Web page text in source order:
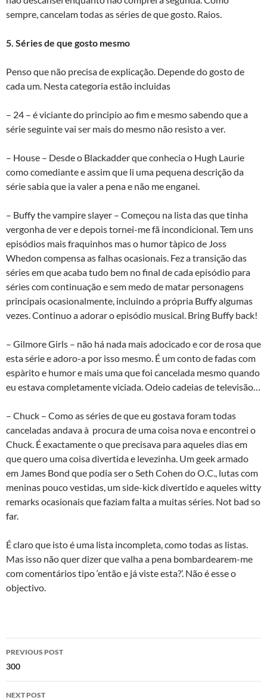
sempre, cancelam todas as séries de que gosto. Raios.
5. Séries de que gosto mesmo
Penso que não precisa de explicação. Depende do gosto de
cada um. Nesta categoria estão incluidas
– 24 – é viciante do principio ao fim e mesmo sabendo que a
série seguinte vai ser mais do mesmo não resisto a ver.
– House – Desde o Blackadder que conhecia o Hugh Laurie
como comediante e assim que li uma pequena descrição da
série sabia que ia valer a pena e não me enganei.
– Buffy the vampire slayer – Começou na lista das que tinha
vergonha de ver e depois tornei-me fã incondicional. Tem uns
episódios mais fraquinhos mas o humor tà­pico de Joss
Whedon compensa as falhas ocasionais. Fez a transição das
séries em que acaba tudo bem no final de cada episódio para
séries com continuação e sem medo de matar personagens
principais ocasionalmente, incluindo a própria Buffy algumas
vezes. Continuo a adorar o episódio musical. Bring Buffy back!
– Gilmore Girls – não há nada mais adocicado e cor de rosa que
esta série e adoro-a por isso mesmo. É um conto de fadas com
espà­rito e humor e mais uma que foi cancelada mesmo quando
eu estava completamente viciada. Odeio cadeias de televisão…
– Chuck – Como as séries de que eu gostava foram todas
canceladas andava à procura de uma coisa nova e encontrei o
Chuck. É exactamente o que precisava para aqueles dias em
que quero uma coisa divertida e levezinha. Um geek armado
em James Bond que podia ser o Seth Cohen do O.C., lutas com
meninas pouco vestidas, um side-kick divertido e aqueles witty
remarks ocasionais que faziam falta a muitas séries. Not bad so
far.
É claro que isto é uma lista incompleta, como todas as listas.
Mas isso não quer dizer que valha a pena bombardearem-me
com comentários tipo ‘então e já viste esta?’. Não é esse o
objectivo.
Post
navigation
PREVIOUS POST
300
NEXT POST